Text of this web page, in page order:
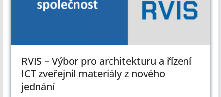
RVIS – Výbor pro architekturu a řízení
ICT zveřejnil materiály z nového
jednání